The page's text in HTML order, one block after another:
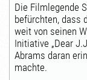
Die Filmlegende
befürchten, dass
weit von seinen
Initiative „Dear
Abrams daran
machte.